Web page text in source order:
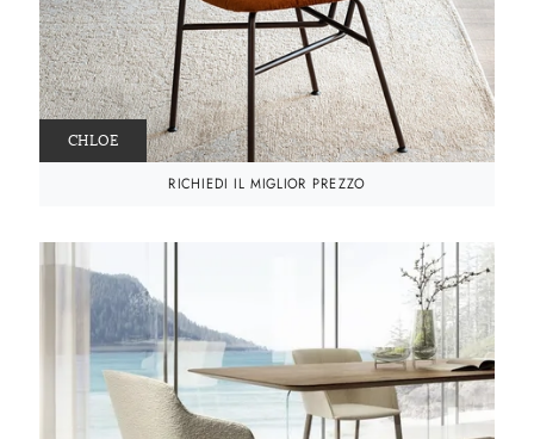
CHLOE
RICHIEDI IL MIGLIOR PREZZO